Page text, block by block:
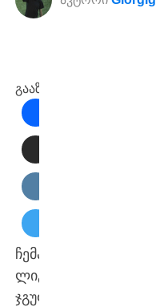
გააზიარეთ
ჩემპიონთა
ლიგის
ჯგუფურ